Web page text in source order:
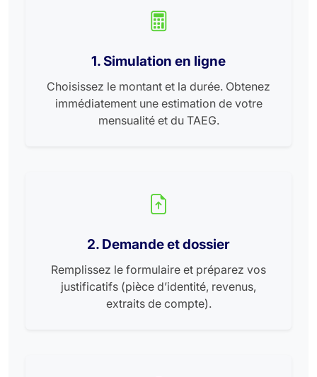
1. Simulation en ligne
Choisissez le montant et la durée. Obtenez
immédiatement une estimation de votre
mensualité et du TAEG.
2. Demande et dossier
Remplissez le formulaire et préparez vos
justificatifs (pièce d’identité, revenus,
extraits de compte).